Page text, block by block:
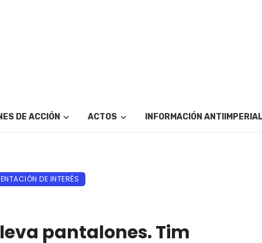
DE ACCIÓN ACTOS INFORMACIÓN
DE INTERÉS
pantalones. Tim